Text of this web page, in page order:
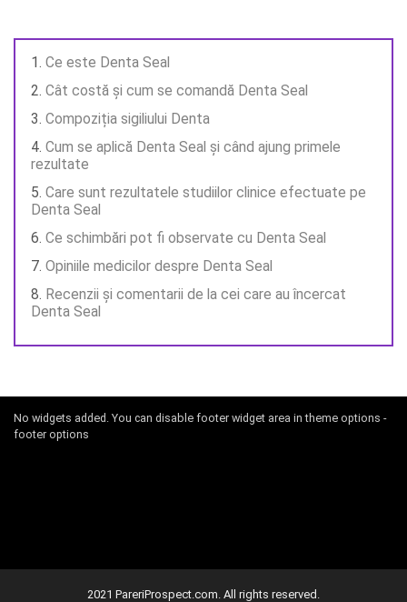
Ce este Denta Seal
Cât costă și cum se comandă Denta Seal
Compoziția sigiliului Denta
Cum se aplică Denta Seal și când ajung primele
rezultate
Care sunt rezultatele studiilor clinice efectuate pe
Denta Seal
Ce schimbări pot fi observate cu Denta Seal
Opiniile medicilor despre Denta Seal
Recenzii și comentarii de la cei care au încercat
Denta Seal
No widgets added. You can disable footer widget area in theme options -
footer options
2021 PareriProspect.com. All rights reserved.